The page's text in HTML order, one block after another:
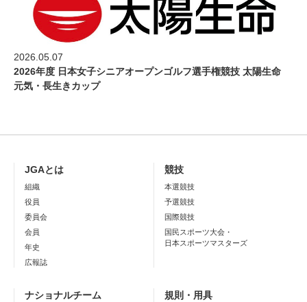
2026.05.07
2026年度 日本女子シニアオープンゴルフ選手権競技 太陽生命
元気・長生きカップ
JGAとは
組織
役員
委員会
会員
年史
広報誌
競技
本選競技
予選競技
国際競技
国民スポーツ大会・
日本スポーツマスターズ
ナショナルチーム 規則・用具